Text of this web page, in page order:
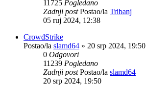
11725 Pogledano
Zadnji postPostao/la Tribanj
05 ruj 2024, 12:38
CrowdStrike
Postao/la slamd64 » 20 srp 2024, 19:50
0 Odgovori
11239 Pogledano
Zadnji postPostao/la slamd64
20 srp 2024, 19:50